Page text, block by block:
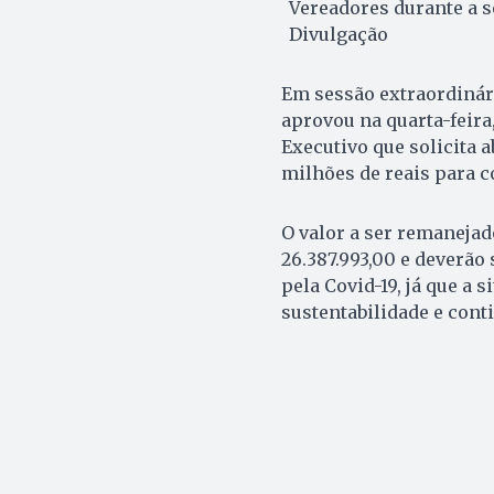
Vereadores durante a
Divulgação
Em sessão
aprovou na quarta-
Executivo que solicita
milhões de reais para
O valor a ser
26.387.993,00 e
pela Covid-19, já que a
sustentabilidade e